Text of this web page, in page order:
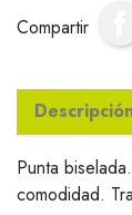
Compartir
Punta
comodidad.